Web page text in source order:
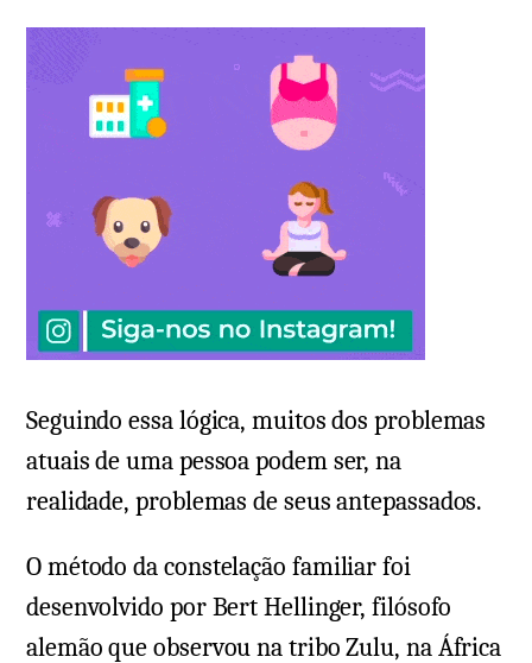
Seguindo essa lógica, muitos dos problemas
atuais de uma pessoa podem ser, na
realidade, problemas de seus antepassados.
O método da constelação familiar foi
desenvolvido por Bert Hellinger, filósofo
alemão que observou na tribo Zulu, na África